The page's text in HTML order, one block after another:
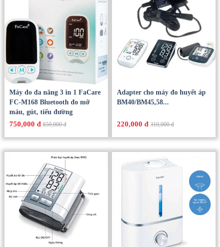
Máy đo đa năng 3 in 1 FaCare
FC-M168 Bluetooth đo mỡ
máu, gút, tiểu đường
750,000 đ 850,000 đ
Adapter cho máy đo huyết áp
BM40/BM45,58...
220,000 đ 310,000 đ